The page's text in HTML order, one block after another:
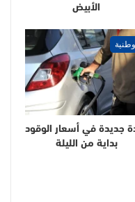
الأبيض
وطنية
جديدة في أسعار الوقود
بداية من الليلة